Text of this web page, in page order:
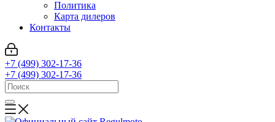
Политика
Карта дилеров
Контакты
+7 (499) 302-17-36
+7 (499) 302-17-36